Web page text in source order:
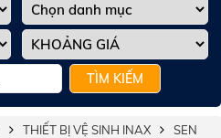
TÌM KIẾM
THIẾT BỊ VỆ SINH INAX
SEN